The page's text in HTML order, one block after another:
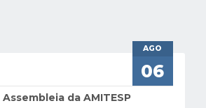
AGO
06
da AMITESP